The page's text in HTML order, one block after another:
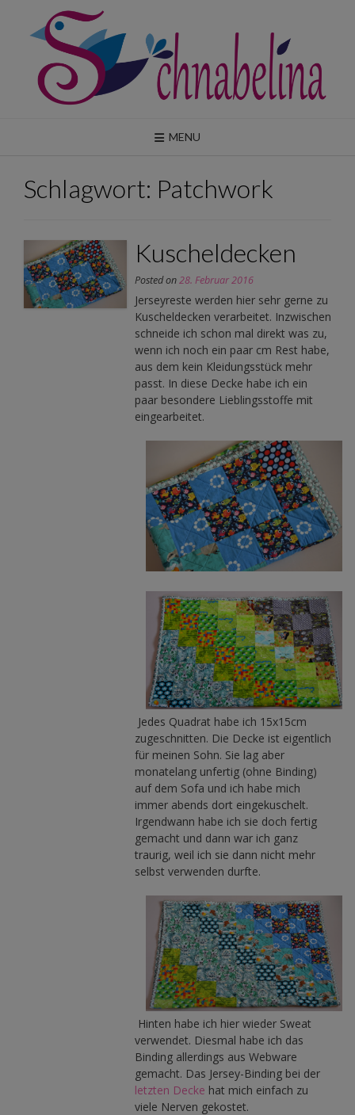
content
MENU
Schlagwort: Patchwork
Kuscheldecken
Posted on28. Februar 2016
Jerseyreste werden hier sehr gerne zu
Kuscheldecken verarbeitet. Inzwischen
schneide ich schon mal direkt was zu,
wenn ich noch ein paar cm Rest habe,
aus dem kein Kleidungsstück mehr
passt. In diese Decke habe ich ein
paar besondere Lieblingsstoffe mit
eingearbeitet.
Jedes Quadrat habe ich 15x15cm
zugeschnitten. Die Decke ist eigentlich
für meinen Sohn. Sie lag aber
monatelang unfertig (ohne Binding)
auf dem Sofa und ich habe mich
immer abends dort eingekuschelt.
Irgendwann habe ich sie doch fertig
gemacht und dann war ich ganz
traurig, weil ich sie dann nicht mehr
selbst verwenden durfte.
Hinten habe ich hier wieder Sweat
verwendet. Diesmal habe ich das
Binding allerdings aus Webware
gemacht. Das Jersey-Binding bei der
letzten Decke hat mich einfach zu
viele Nerven gekostet.